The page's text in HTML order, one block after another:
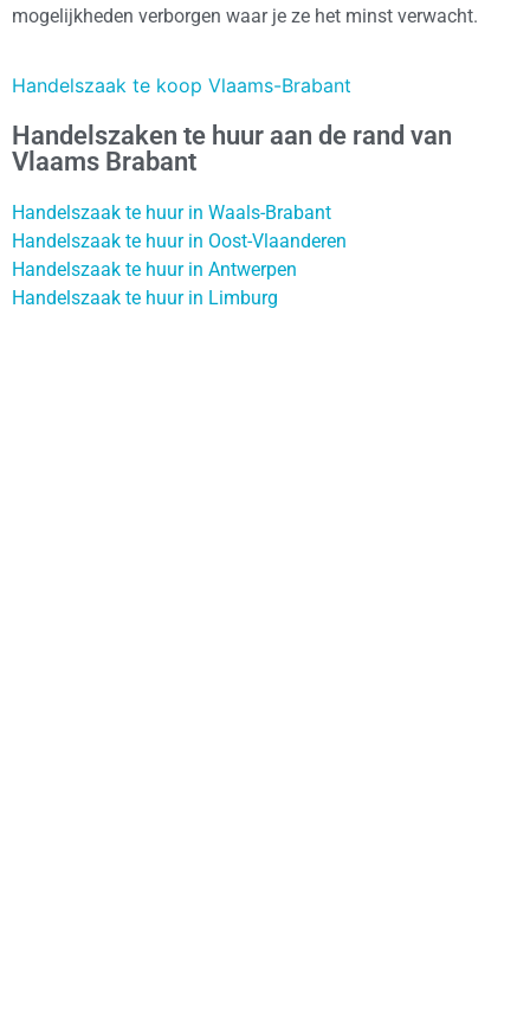
mogelijkheden verborgen waar je ze het minst verwacht.
Handelszaak te koop Vlaams-Brabant
Handelszaken te huur aan de rand van
Vlaams Brabant
Handelszaak te huur in Waals-Brabant
Handelszaak te huur in Oost-Vlaanderen
Handelszaak te huur in Antwerpen
Handelszaak te huur in Limburg